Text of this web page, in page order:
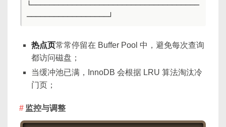
└─────────────────────────────────────
──────────────────┘
热点页常常停留在 Buffer Pool 中，避免每次查询
都访问磁盘；
当缓冲池已满，InnoDB 会根据 LRU 算法淘汰冷
门页；
监控与调整